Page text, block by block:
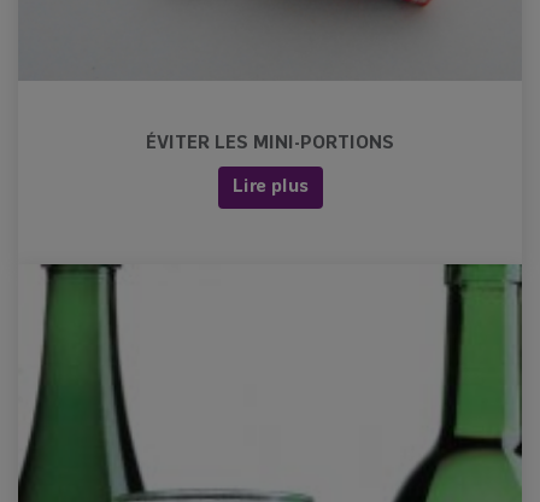
ÉVITER LES MINI-PORTIONS
Lire plus